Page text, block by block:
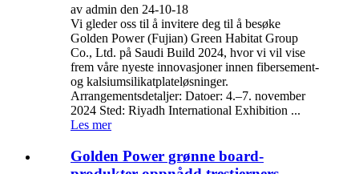
av admin den 24-10-18
Vi gleder oss til å invitere deg til å besøke
Golden Power (Fujian) Green Habitat Group
Co., Ltd. på Saudi Build 2024, hvor vi vil vise
frem våre nyeste innovasjoner innen fibersement-
og kalsiumsilikatplateløsninger.
Arrangementsdetaljer: Datoer: 4.–7. november
2024 Sted: Riyadh International Exhibition ...
Les mer
Golden Power grønne board-